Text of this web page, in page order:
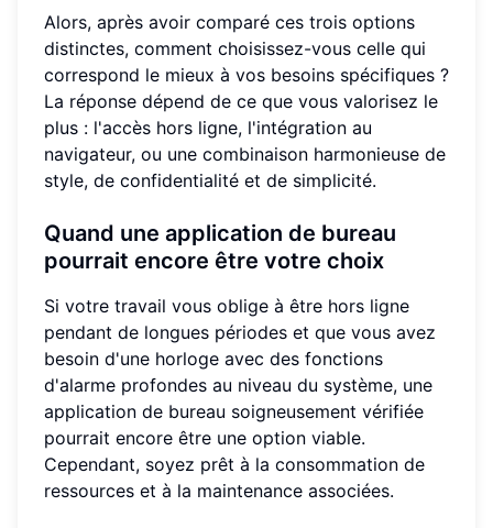
Alors, après avoir comparé ces trois options
distinctes, comment choisissez-vous celle qui
correspond le mieux à vos besoins spécifiques ?
La réponse dépend de ce que vous valorisez le
plus : l'accès hors ligne, l'intégration au
navigateur, ou une combinaison harmonieuse de
style, de confidentialité et de simplicité.
Quand une application de bureau
pourrait encore être votre choix
Si votre travail vous oblige à être hors ligne
pendant de longues périodes et que vous avez
besoin d'une horloge avec des fonctions
d'alarme profondes au niveau du système, une
application de bureau soigneusement vérifiée
pourrait encore être une option viable.
Cependant, soyez prêt à la consommation de
ressources et à la maintenance associées.